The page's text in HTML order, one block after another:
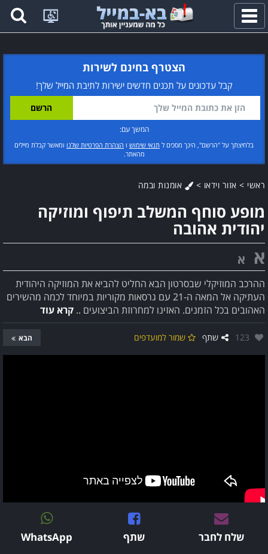
פתח
תפריט
הצטרף בחינם לשירות
קבל עדכונים על תכנים חדשים ישירות לתיבת המייל שלך!
המשך עם:
בלחיצתך על "הרשם", הינך מסכים ל תנאי שימוש ו הצהרת הפרטיות שלנו ומאשר קבלת מיילים
מהאתר.
ראשי > אזור וידאו > אומנות ובמה
מופע סוחף המשלב תיפוף ומוזיקה
יהודית אהובה
א א
ההרכב המוזיקלי שבסרטון הבא החליט להביא את המוזיקה היהודית
העתיקה אל המאה ה-21 עם גרסאות מקוריות במיוחד לכמה מהשירים
האהובים בכל הזמנים. האזינו למחרוזת הביצועים .. קרא עוד
אהבו:
123 שתף שמור למועדפים הבא
שלח לחבר שתף WhatsApp